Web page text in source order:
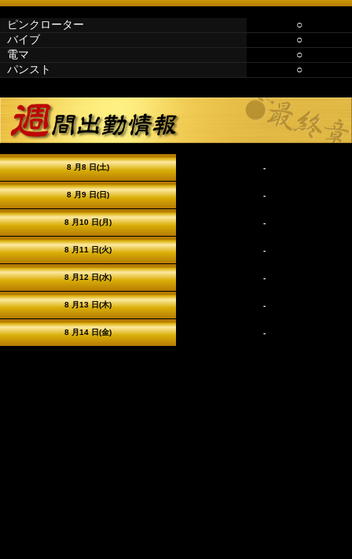
ピンクローター
○
バイブ
○
電マ
○
パンスト
○
8 月8 日(土) -
8 月9 日(日) -
8 月10 日(月) -
8 月11 日(火) -
8 月12 日(水) -
8 月13 日(木) -
8 月14 日(金) -